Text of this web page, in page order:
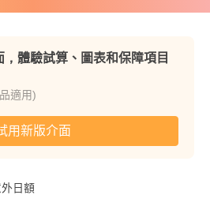
體驗試算、圖表和保障項目
適用)
用新版介面
外日額